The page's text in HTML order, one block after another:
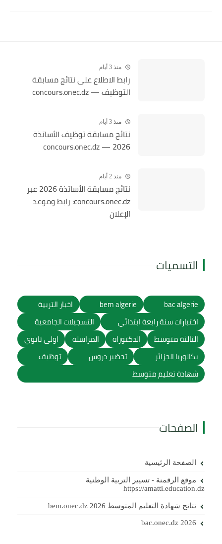
منذ 3 أيام
رابط الاطلاع على نتائج مسابقة
التوظيف — concours.onec.dz
منذ 3 أيام
نتائج مسابقة توظيف الأساتذة
2026 — concours.onec.dz
منذ 2 أيام
نتائج مسابقة الأساتذة 2026 عبر
concours.onec.dz: رابط وموعد
الإعلان
التسميات
bac algerie
bem algerie
اخبار التربية
اختبارات سنة رابعة ابتدائي
التسجيلات الجامعية
الثالثة متوسط
الدكتوراه المراسلة
اولى ثانوي
بكالوريا الجزائر
تحضير دروس
توظيف
شهادة تعليم متوسط
الصفحات
الصفحة الرئيسية
موقع الرقمنة - تسيير التربية الوطنية
https://amatti.education.dz
نتائج شهادة التعليم المتوسط 2026 bem.onec.dz
bac.onec.dz 2026